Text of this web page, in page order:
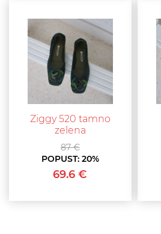
Ziggy 520 tamno
zelena
87 €
POPUST: 20%
69.6 €